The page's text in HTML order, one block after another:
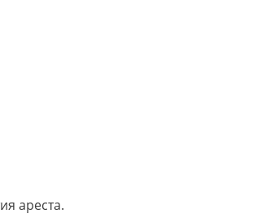
ареста.